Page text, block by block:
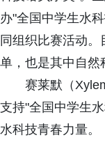
办"全国中学生水
同组织比赛活动
单，也是其中自然
赛莱默（
支持"全国中学生
水科技青春力量。